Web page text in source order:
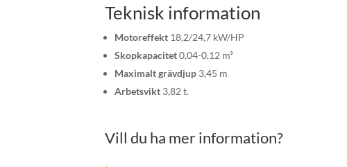
Teknisk information
Motoreffekt18,2/24,7 kW/HP
Skopkapacitet0,04-0,12 m³
Maximalt grävdjup3,45 m
Arbetsvikt3,82 t.
Vill du ha mer information?